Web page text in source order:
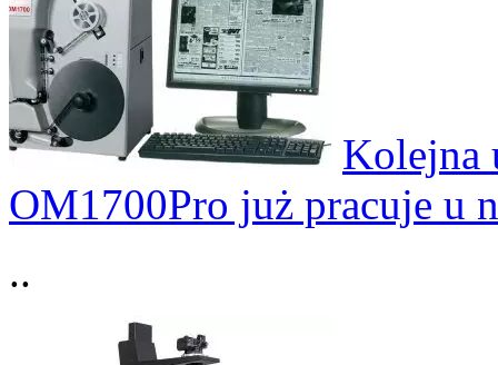
Kolejna
OM1700Pro już pracuje u
..